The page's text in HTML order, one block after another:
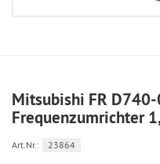
Mitsubishi FR D740-
Frequenzumrichter
Art.Nr.: 23864